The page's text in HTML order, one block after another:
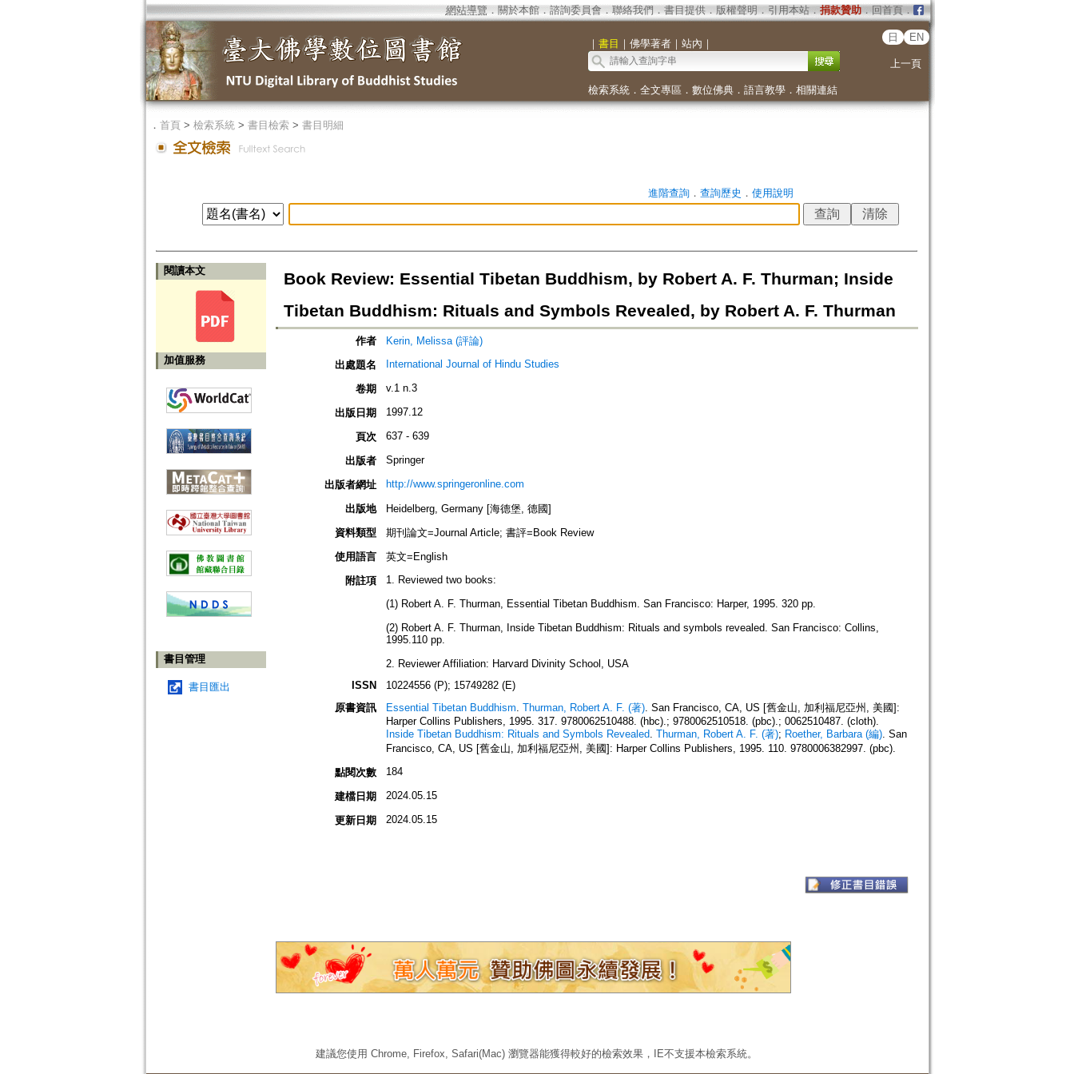
網站導覽 ． 關於本館． 諮詢委員會． 聯絡我們 ． 書目提供． 版權聲明 ． 引用本站． 捐款贊助．回首頁．
｜ 書目 ｜ 佛學著者｜ 站內 ｜
日 EN
上一頁
檢索系統． 全文專區 ． 數位佛典． 語言教學． 相關連結
． 首頁> 檢索系統> 書目檢索> 書目明細
進階查詢． 查詢歷史 ． 使用說明
閱讀本文
加值服務
書目管理
書目匯出
Book Review: Essential Tibetan Buddhism, by Robert A. F. Thurman; Inside
Tibetan Buddhism: Rituals and Symbols Revealed, by Robert A. F. Thurman
作者
Kerin, Melissa (評論)
出處題名
International Journal of Hindu Studies
卷期 v.1 n.3
出版日期 1997.12
頁次 637 - 639
出版者 Springer
出版者網址 http://www.springeronline.com
出版地
Heidelberg, Germany [海德堡, 德國]
資料類型
期刊論文=Journal Article; 書評=Book Review
使用語言
英文=English
附註項
1. Reviewed two books:
(1) Robert A. F. Thurman, Essential Tibetan Buddhism. San Francisco: Harper, 1995. 320 pp.
(2) Robert A. F. Thurman, Inside Tibetan Buddhism: Rituals and symbols revealed. San Francisco: Collins,
1995.110 pp.
2. Reviewer Affiliation: Harvard Divinity School, USA
ISSN
10224556 (P); 15749282 (E)
原書資訊
Essential Tibetan Buddhism. Thurman, Robert A. F. (著). San Francisco, CA, US [舊金山, 加利福尼亞州, 美國]:
Harper Collins Publishers, 1995. 317. 9780062510488. (hbc).; 9780062510518. (pbc).; 0062510487. (cloth).
Inside Tibetan Buddhism: Rituals and Symbols Revealed. Thurman, Robert A. F. (著); Roether, Barbara (編). San
Francisco, CA, US [舊金山, 加利福尼亞州, 美國]: Harper Collins Publishers, 1995. 110. 9780006382997. (pbc).
點閱次數
184
建檔日期 2024.05.15
更新日期 2024.05.15
建議您使用 Chrome, Firefox, Safari(Mac) 瀏覽器能獲得較好的檢索效果，IE不支援本檢索系統。